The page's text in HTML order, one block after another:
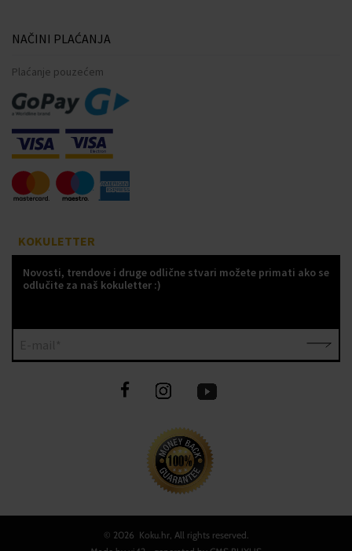
NAČINI PLAĆANJA
Plaćanje pouzećem
KOKULETTER
Novosti, trendove i druge odlične stvari možete primati ako se
odlučite za naš kokuletter :)
© 2026 Koku.hr, All rights reserved.